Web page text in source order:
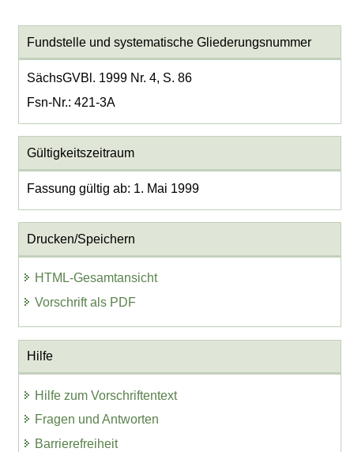
Fundstelle und systematische Gliederungsnummer
SächsGVBl. 1999 Nr. 4, S. 86
Fsn-Nr.: 421-3A
Gültigkeitszeitraum
Fassung gültig ab: 1. Mai 1999
Drucken/Speichern
HTML-Gesamtansicht
Vorschrift als PDF
Hilfe
Hilfe zum Vorschriftentext
Fragen und Antworten
Barrierefreiheit